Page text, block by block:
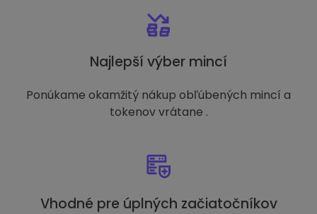
Najlepší výber mincí
Ponúkame okamžitý nákup obľúbených mincí a
tokenov vrátane .
Vhodné pre úplných začiatočníkov